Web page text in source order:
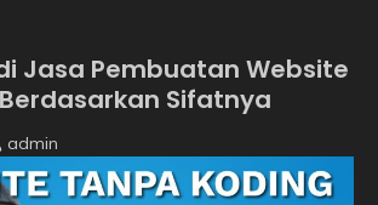
Jasa Pembuatan Website
Sifatnya
admin